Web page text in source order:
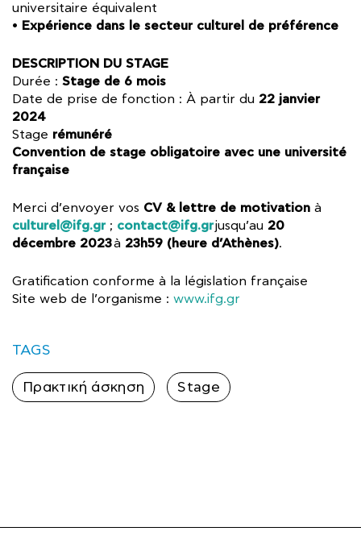
universitaire équivalent
• Expérience dans le secteur culturel de préférence
DESCRIPTION DU STAGE
Durée : Stage de 6 mois
Date de prise de fonction : À partir du 22 janvier
2024
Stage rémunéré
Convention de stage obligatoire avec une université
française
Merci d’envoyer vos CV & lettre de motivation à
culturel@ifg.gr ; contact@ifg.grjusqu’au 20
décembre 2023à 23h59 (heure d’Athènes).
Gratification conforme à la législation française
Site web de l’organisme : www.ifg.gr
TAGS
Πρακτική άσκηση Stage